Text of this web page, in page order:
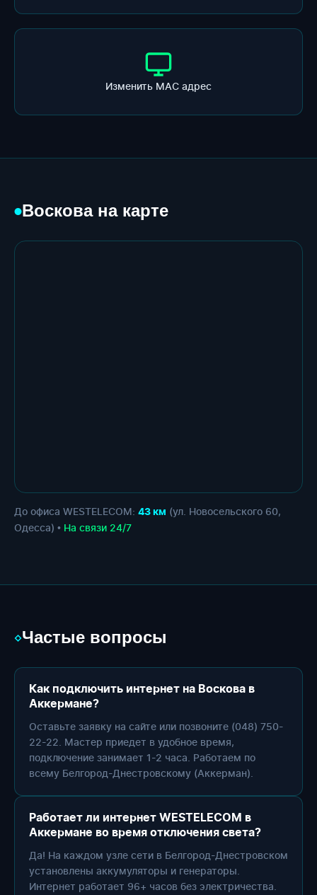
Изменить МАС адрес
●Воскова на карте
До офиса WESTELECOM: 43 км (ул. Новосельского 60,
Одесса) • На связи 24/7
◇Частые вопросы
Как подключить интернет на Воскова в
Аккермане?
Оставьте заявку на сайте или позвоните (048) 750-
22-22. Мастер приедет в удобное время,
подключение занимает 1-2 часа. Работаем по
всему Белгород-Днестровскому (Аккерман).
Работает ли интернет WESTELECOM в
Аккермане во время отключения света?
Да! На каждом узле сети в Белгород-Днестровском
установлены аккумуляторы и генераторы.
Интернет работает 96+ часов без электричества.